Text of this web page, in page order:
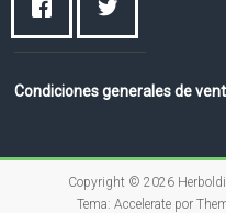
Condiciones generales de
Copyright © 2026
Tema:Accelerate por